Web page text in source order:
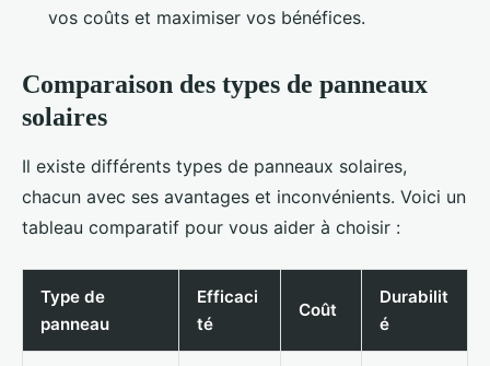
vos coûts et maximiser vos bénéfices.
Comparaison des types de panneaux
solaires
Il existe différents types de panneaux solaires,
chacun avec ses avantages et inconvénients. Voici un
tableau comparatif pour vous aider à choisir :
Type de
panneau
Efficaci
té
Coût
Durabilit
é